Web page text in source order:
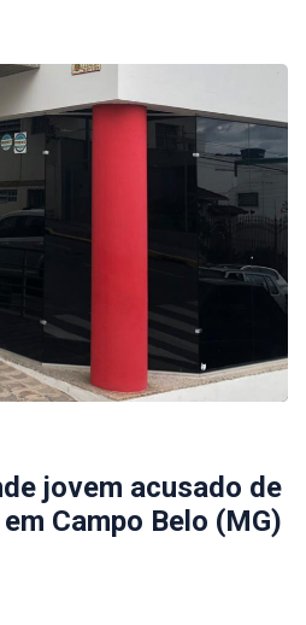
jovem acusado de
Campo Belo (MG)